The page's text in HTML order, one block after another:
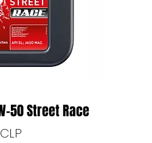
50 Street Race